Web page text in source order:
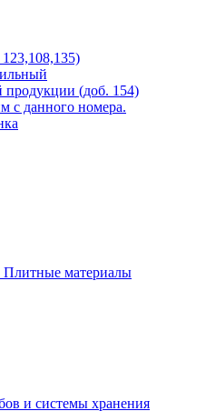
продукции (доб. 154)
с данного номера.
Плитные материалы